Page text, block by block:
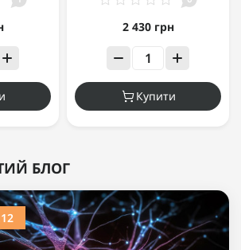
2 430 грн
Купити
БЛОГ